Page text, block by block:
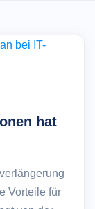
hat
Vorteile für